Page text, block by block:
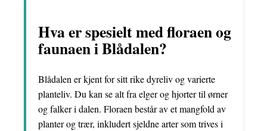
Hva er spesielt med floraen og
faunaen i Blådalen?
Blådalen er kjent for sitt rike dyreliv og varierte
planteliv. Du kan se alt fra elger og hjorter til ørner
og falker i dalen. Floraen består av et mangfold av
planter og trær, inkludert sjeldne arter som trives i